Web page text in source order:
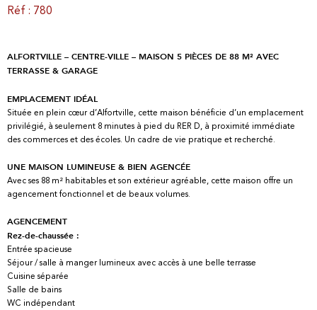
Réf : 780
ALFORTVILLE – CENTRE-VILLE – MAISON 5 PIÈCES DE 88 M² AVEC
TERRASSE & GARAGE
EMPLACEMENT IDÉAL
Située en plein cœur d’Alfortville, cette maison bénéficie d’un emplacement
privilégié, à seulement 8 minutes à pied du RER D, à proximité immédiate
des commerces et des écoles. Un cadre de vie pratique et recherché.
UNE MAISON LUMINEUSE & BIEN AGENCÉE
Avec ses 88 m² habitables et son extérieur agréable, cette maison offre un
agencement fonctionnel et de beaux volumes.
AGENCEMENT
Rez-de-chaussée :
Entrée spacieuse
Séjour / salle à manger lumineux avec accès à une belle terrasse
Cuisine séparée
Salle de bains
WC indépendant